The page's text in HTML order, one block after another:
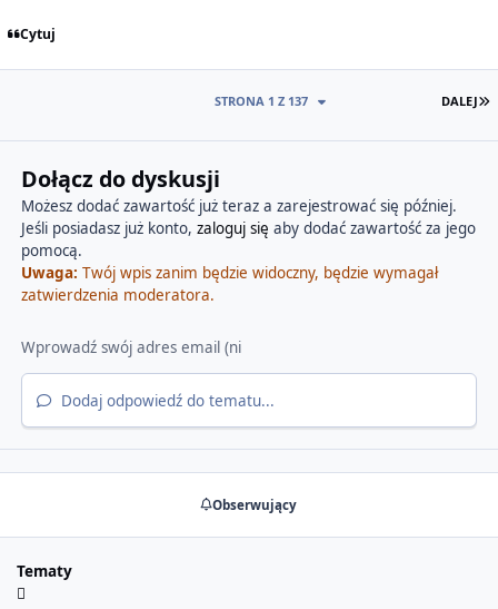
Cytuj
DALEJ
STRONA 1 Z 137
Dołącz do dyskusji
Możesz dodać zawartość już teraz a zarejestrować się później.
Jeśli posiadasz już konto, zaloguj się aby dodać zawartość za jego
pomocą.
Uwaga: Twój wpis zanim będzie widoczny, będzie wymagał
zatwierdzenia moderatora.
Dodaj odpowiedź do tematu...
Obserwujący
Tematy